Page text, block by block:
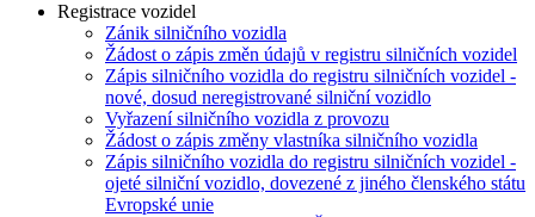
Registrace vozidel
Zánik silničního vozidla
Žádost o zápis změn údajů v registru silničních vozidel
Zápis silničního vozidla do registru silničních vozidel -
nové, dosud neregistrované silniční vozidlo
Vyřazení silničního vozidla z provozu
Žádost o zápis změny vlastníka silničního vozidla
Zápis silničního vozidla do registru silničních vozidel -
ojeté silniční vozidlo, dovezené z jiného členského státu
Evropské unie